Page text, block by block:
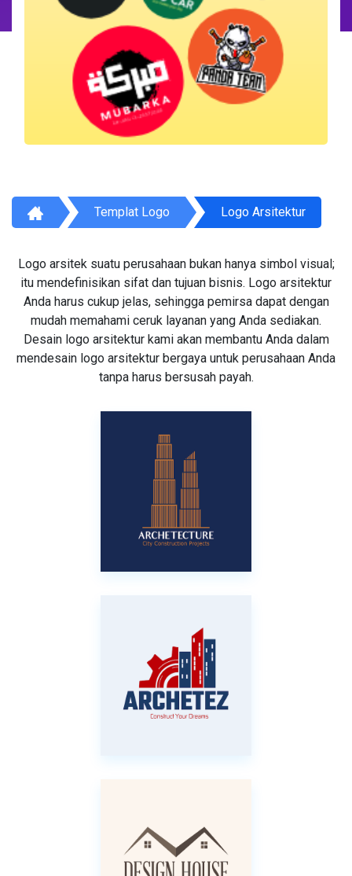
Templat Logo Logo Arsitektur
Logo arsitek suatu perusahaan bukan hanya simbol visual;
itu mendefinisikan sifat dan tujuan bisnis. Logo arsitektur
Anda harus cukup jelas, sehingga pemirsa dapat dengan
mudah memahami ceruk layanan yang Anda sediakan.
Desain logo arsitektur kami akan membantu Anda dalam
mendesain logo arsitektur bergaya untuk perusahaan Anda
tanpa harus bersusah payah.